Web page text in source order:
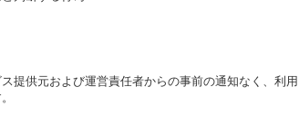
提供元および運営責任者からの事前の通知なく、利用